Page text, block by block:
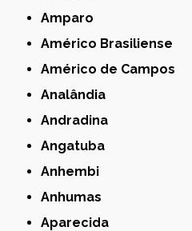
Amparo
Américo Brasiliense
Américo de Campos
Analândia
Andradina
Angatuba
Anhembi
Anhumas
Aparecida